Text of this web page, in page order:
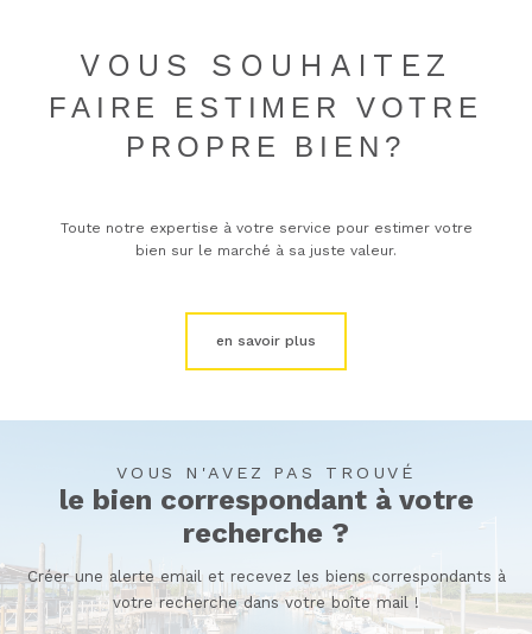
VOUS SOUHAITEZ
FAIRE ESTIMER VOTRE
PROPRE BIEN?
Toute notre expertise à votre service pour estimer votre
bien sur le marché à sa juste valeur.
en savoir plus
VOUS N'AVEZ PAS TROUVÉ
le bien correspondant à votre
recherche ?
Créer une alerte email et recevez les biens correspondants à
votre recherche dans votre boîte mail !